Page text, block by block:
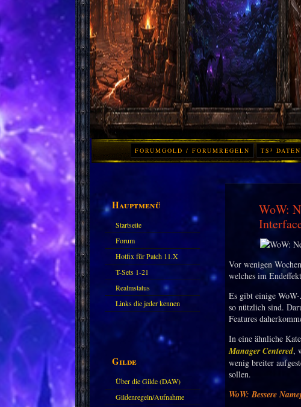
FORUMGOLD / FORUMREGELN TS³
Hauptmenü
Startseite
Forum
Hotfix für Patch 11.X
T-Sets 1-21
Realmstatus
Links die jeder kennen
Gilde
Über die Gilde (DAW)
Gildenregeln/Aufnahme
WoW:
Vor wenigen
welches im
Es gibt einige
so nützlich sind.
Features
In eine ähnliche
Manager Centered,
wenig breiter
sollen.
WoW: Bessere